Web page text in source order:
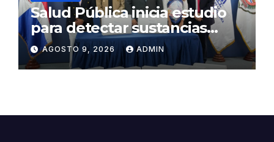
Salud Pública inicia estudio
para detectar sustancias
psicoactivas en conductores
accidentados
AGOSTO 9, 2026 ADMIN